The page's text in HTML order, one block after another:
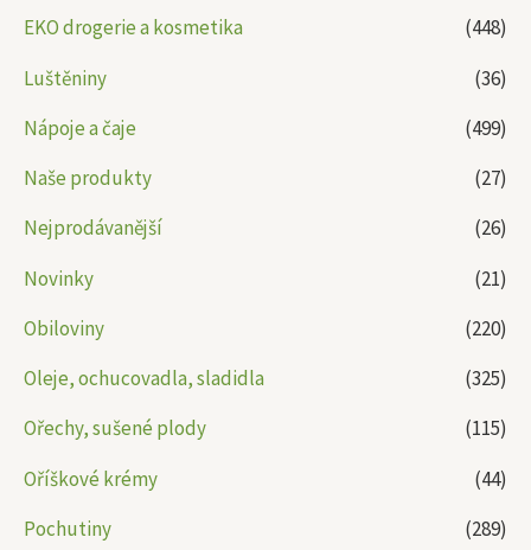
EKO drogerie a kosmetika
(448)
Luštěniny
(36)
Nápoje a čaje
(499)
Naše produkty
(27)
Nejprodávanější
(26)
Novinky
(21)
Obiloviny
(220)
Oleje, ochucovadla, sladidla
(325)
Ořechy, sušené plody
(115)
Oříškové krémy
(44)
Pochutiny
(289)